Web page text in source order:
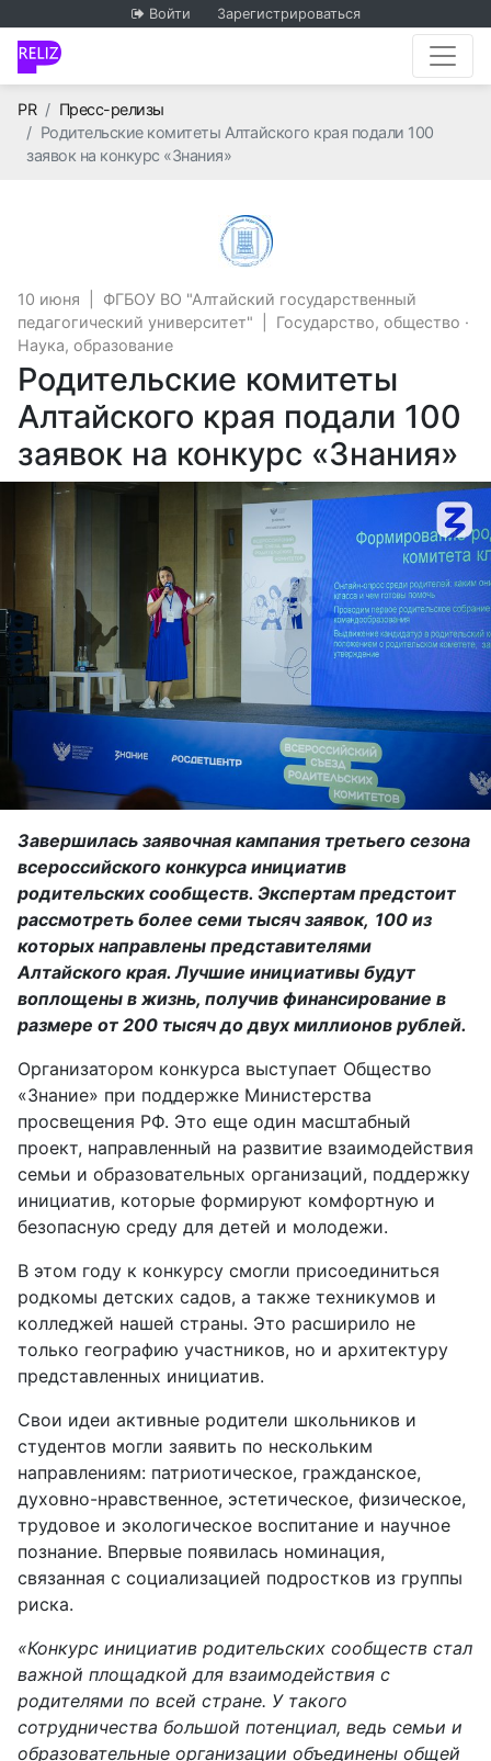
Войти Зарегистрироваться
PRГлавная
Пресс-релизы
Родительские комитеты Алтайского края подали 100
заявок на конкурс «Знания»
ФГБОУ ВО "Алтайский
10 июня
ФГБОУ ВО "Алтайский государственный
педагогический университет"
Государство, общество ·
Наука, образование
Родительские комитеты
Алтайского края подали 100
заявок на конкурс «Знания»
Завершилась заявочная кампания третьего сезона
всероссийского конкурса инициатив
родительских сообществ. Экспертам предстоит
рассмотреть более семи тысяч заявок, 100 из
которых направлены представителями
Алтайского края. Лучшие инициативы будут
воплощены в жизнь, получив финансирование в
размере от 200 тысяч до двух миллионов рублей.
Организатором конкурса выступает Общество
«Знание» при поддержке Министерства
просвещения РФ. Это еще один масштабный
проект, направленный на развитие взаимодействия
семьи и образовательных организаций, поддержку
инициатив, которые формируют комфортную и
безопасную среду для детей и молодежи.
В этом году к конкурсу смогли присоединиться
родкомы детских садов, а также техникумов и
колледжей нашей страны. Это расширило не
только географию участников, но и архитектуру
представленных инициатив.
Свои идеи активные родители школьников и
студентов могли заявить по нескольким
направлениям: патриотическое, гражданское,
духовно-нравственное, эстетическое, физическое,
трудовое и экологическое воспитание и научное
познание. Впервые появилась номинация,
связанная с социализацией подростков из группы
риска.
«Конкурс инициатив родительских сообществ стал
важной площадкой для взаимодействия с
родителями по всей стране. У такого
сотрудничества большой потенциал, ведь семьи и
образовательные организации объединены общей